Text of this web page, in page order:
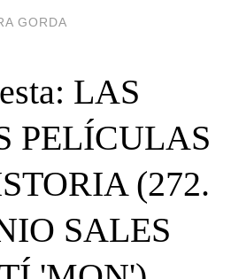
GORDA
LAS
PELÍCULAS
(272.
SALES